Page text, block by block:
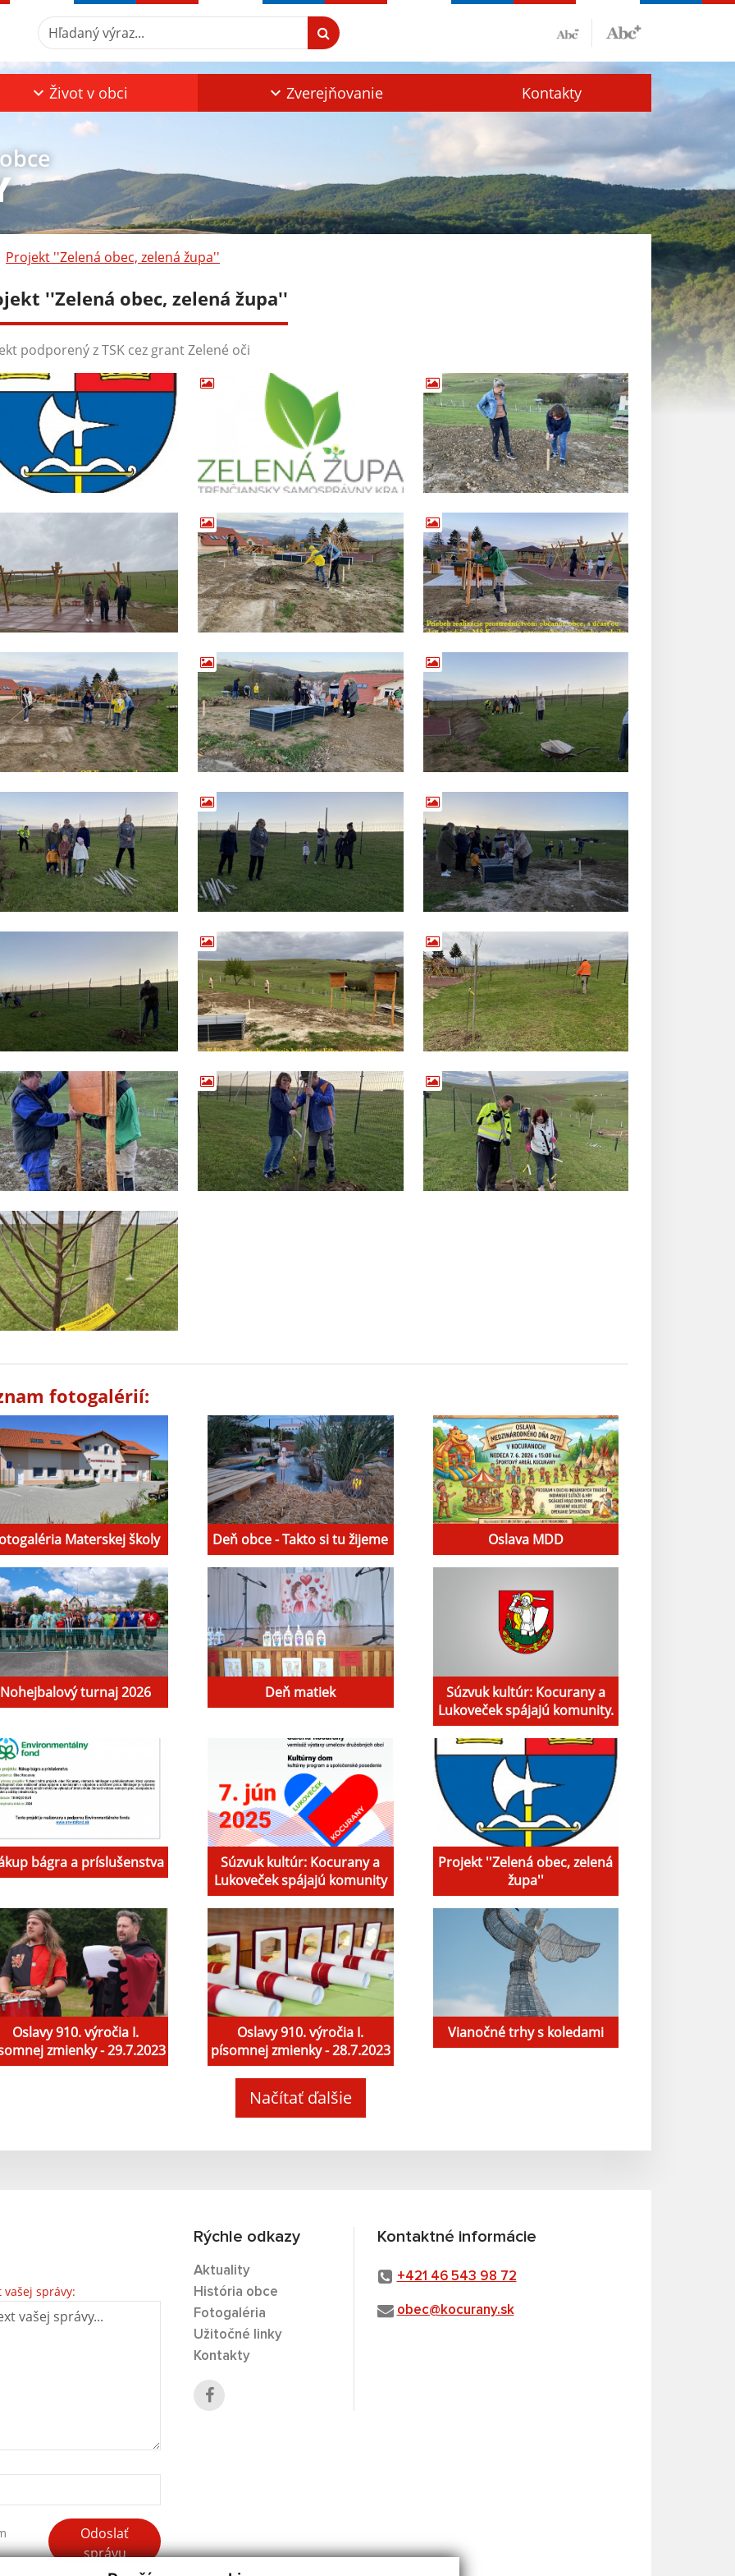
Hľadaný výraz...
Život v obci Zverejňovanie Kontakty
Projekt ''Zelená obec, zelená župa''
''Zelená obec, zelená župa''
podporený z TSK cez grant Zelené oči
fotogalérií:
Materskej školy Deň obce - Takto si tu žijeme Oslava MDD
Nohejbalový turnaj 2026 Deň matiek
Súzvuk kultúr: Kocurany a
Lukoveček spájajú komunity.
bágra a príslušenstva
Súzvuk kultúr: Kocurany a
Lukoveček spájajú komunity
Projekt ''Zelená obec, zelená
župa''
Oslavy 910. výročia I.
zmienky - 29.7.2023
Oslavy 910. výročia I.
písomnej zmienky - 28.7.2023
Vianočné trhy s koledami
Načítať ďalšie
vašej správy:
Odoslať
správu
Rýchle odkazy
Aktuality
História obce
Fotogaléria
Užitočné linky
Kontakty
Kontaktné informácie
+421 46 543 98 72
obec@kocurany.sk